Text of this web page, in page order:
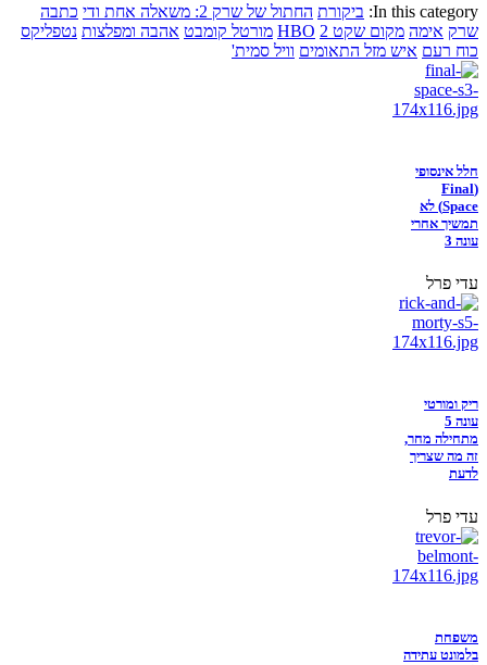
In this category: ביקורת החתול של שרק 2: משאלה אחת ודי
כתבה
שרק אימה מקום שקט 2 HBO מורטל קומבט אהבה ומפלצות נטפליקס
כוח רעם איש מזל התאומים וויל סמית'
חלל אינסופי
(Final
Space) לא
תמשיך אחרי
עונה 3
עדי פרל
ריק ומורטי
עונה 5
מתחילה מחר,
זה מה שצריך
לדעת
עדי פרל
משפחת
בלמונט עתידה